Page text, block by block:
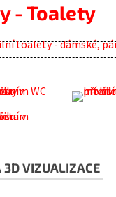
- Toalety
3D VIZUALIZACE